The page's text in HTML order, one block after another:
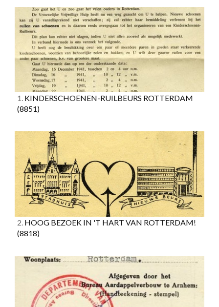
1. KINDERSCHOENEN-RUILBEURS ROTTERDAM
(8851)
2. HOOG BEZOEK IN 'T HART VAN ROTTERDAM!
(8818)